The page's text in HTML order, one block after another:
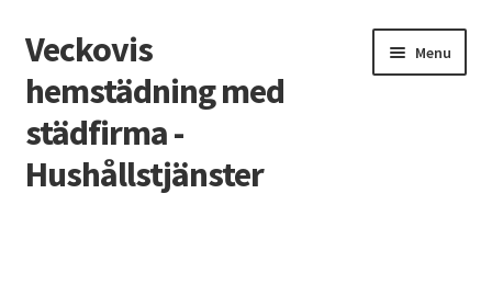
Skip
to
navigation
Skip
to
content
Veckovis
hemstädning med
städfirma -
Hushållstjänster
Menu